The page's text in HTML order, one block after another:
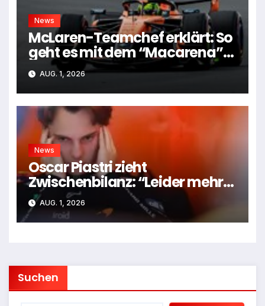
News
McLaren-Teamchef erklärt: So
geht es mit dem “Macarena”-
Flügel weiter
AUG. 1, 2026
News
Oscar Piastri zieht
Zwischenbilanz: “Leider mehr
Tiefen als Höhen”
AUG. 1, 2026
Suchen